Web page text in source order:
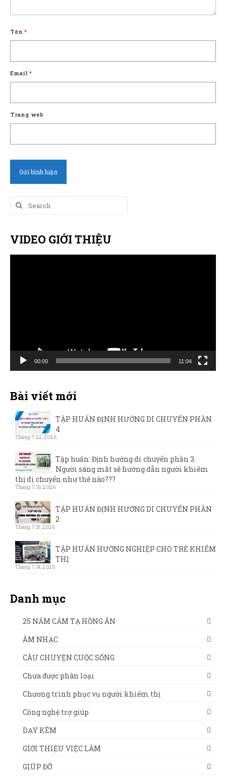
Tên *
Email *
Trang web
Search
for:
VIDEO GIỚI THIỆU
00:00 11:04
Bài viết mới
TẬP HUẤN ĐỊNH HƯỚNG DI CHUYỂN PHẦN
4
Tháng 7 22, 2026
Tập huấn: Định hướng di chuyển phần 3.
Người sáng mắt sẽ hướng dẫn người khiếm
thị di chuyển như thế nào???
Tháng 7 16, 2026
TẬP HUẤN ĐỊNH HƯỚNG DI CHUYỂN PHẦN
2
Tháng 7 15, 2026
TẬP HUẤN HƯỚNG NGHIỆP CHO TRẺ KHIẾM
THỊ
Tháng 7 14, 2026
Danh mục
25 NĂM CẢM TẠ HỒNG ÂN
ÂM NHẠC
CÂU CHUYỆN CUỘC SỐNG
Chưa được phân loại
Chương trình phục vụ người khiếm thị
Công nghệ trợ giúp
DẠY KÈM
GIỚI THIỆU VIỆC LÀM
GIÚP ĐỠ